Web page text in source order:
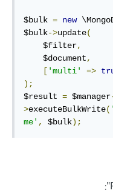
$bulk = new
$bulk->update(
    $filter
,
    $document
,
[ 'multi' =>
);
$result = $manager
>executeBulkWrite(
me' , $bulk);